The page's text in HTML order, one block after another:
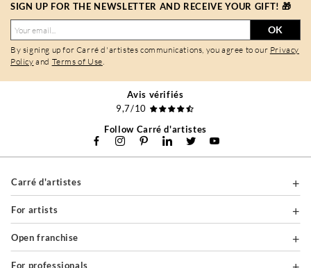
SIGN UP FOR THE NEWSLETTER AND RECEIVE YOUR GIFT! 🎁
OK
By signing up for Carré d'artistes communications, you agree to our Privacy
Policy and Terms of Use.
Avis vérifiés
9,7/10
Follow Carré d'artistes
Carré d'artistes
For artists
Open franchise
For professionals